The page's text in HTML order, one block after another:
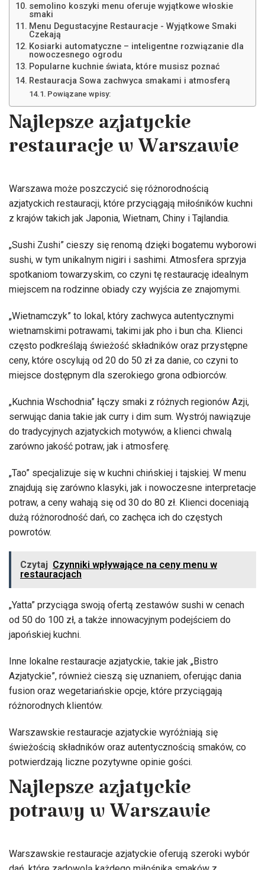
semolino koszyki menu oferuje wyjątkowe włoskie
smaki
Menu Degustacyjne Restauracje - Wyjątkowe Smaki
Czekają
Kosiarki automatyczne – inteligentne rozwiązanie dla
nowoczesnego ogrodu
Popularne kuchnie świata, które musisz poznać
Restauracja Sowa zachwyca smakami i atmosferą
Powiązane wpisy:
Najlepsze azjatyckie
restauracje w Warszawie
Warszawa może poszczycić się różnorodnością
azjatyckich restauracji, które przyciągają miłośników kuchni
z krajów takich jak Japonia, Wietnam, Chiny i Tajlandia.
„Sushi Zushi” cieszy się renomą dzięki bogatemu wyborowi
sushi, w tym unikalnym nigiri i sashimi. Atmosfera sprzyja
spotkaniom towarzyskim, co czyni tę restaurację idealnym
miejscem na rodzinne obiady czy wyjścia ze znajomymi.
„Wietnamczyk” to lokal, który zachwyca autentycznymi
wietnamskimi potrawami, takimi jak pho i bun cha. Klienci
często podkreślają świeżość składników oraz przystępne
ceny, które oscylują od 20 do 50 zł za danie, co czyni to
miejsce dostępnym dla szerokiego grona odbiorców.
„Kuchnia Wschodnia” łączy smaki z różnych regionów Azji,
serwując dania takie jak curry i dim sum. Wystrój nawiązuje
do tradycyjnych azjatyckich motywów, a klienci chwalą
zarówno jakość potraw, jak i atmosferę.
„Tao” specjalizuje się w kuchni chińskiej i tajskiej. W menu
znajdują się zarówno klasyki, jak i nowoczesne interpretacje
potraw, a ceny wahają się od 30 do 80 zł. Klienci doceniają
dużą różnorodność dań, co zachęca ich do częstych
powrotów.
Czytaj Czynniki wpływające na ceny menu w
restauracjach
„Yatta” przyciąga swoją ofertą zestawów sushi w cenach
od 50 do 100 zł, a także innowacyjnym podejściem do
japońskiej kuchni.
Inne lokalne restauracje azjatyckie, takie jak „Bistro
Azjatyckie”, również cieszą się uznaniem, oferując dania
fusion oraz wegetariańskie opcje, które przyciągają
różnorodnych klientów.
Warszawskie restauracje azjatyckie wyróżniają się
świeżością składników oraz autentycznością smaków, co
potwierdzają liczne pozytywne opinie gości.
Najlepsze azjatyckie
potrawy w Warszawie
Warszawskie restauracje azjatyckie oferują szeroki wybór